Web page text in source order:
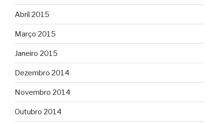
Abril 2015
Março 2015
Janeiro 2015
Dezembro 2014
Novembro 2014
Outubro 2014